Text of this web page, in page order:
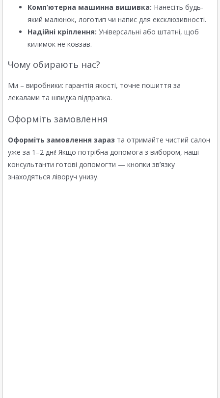
Комп’ютерна машинна вишивка: Нанесіть будь-
який малюнок, логотип чи напис для ексклюзивності.
Надійні кріплення: Універсальні або штатні, щоб
килимок не ковзав.
Чому обирають нас?
Ми – виробники: гарантія якості, точне пошиття за
лекалами та швидка відправка.
Оформіть замовлення
Оформіть замовлення зараз та отримайте чистий салон
уже за 1–2 дні! Якщо потрібна допомога з вибором, наші
консультанти готові допомогти — кнопки зв’язку
знаходяться ліворуч унизу.